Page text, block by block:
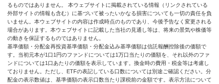
るものではありません。 本ウェブサイトに掲載されている情報（リンクされている
外部サイトの情報も含む）に基づいて被ったいかなる損害についても一切の責任を負
いません。本ウェブサイトの内容は作成時点のものであり、今後予告なく変更される
場合があります。本ウェブサイトに記載した当社の見通し等は、将来の景気や株価等
の動きを保証するものではありません。
基準価額・分配金再投資基準価額・分配金込み基準価額は信託報酬控除後の価額で
す。当初元本が1口1円のファンドについては1万口当たりの価額を、それ以外のファ
ンドについては1口あたりの価額を表示しています。換金時の費用・税金等は考慮し
ておりません。ただし、ETFの表記している口数については別途ご確認ください。分
配金の表示数値は、基準価額の表示口数当たり課税前の金額です。表示方法について